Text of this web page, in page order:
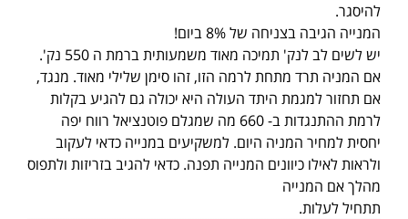
להיסגר.
המנייה הגיבה בצניחה של 8% ביום!
יש לשים לב לנק' תמיכה מאוד משמעותית ברמת ה 550 נק'.
אם המניה תרד מתחת לרמה הזו, זהו סימן שלילי מאוד. מנגד,
אם תחזור למגמת היתד העולה היא יכולה גם להגיע בקלות
לרמת ההתנגדות ב- 660 מה שמגלם פוטנציאל רווח יפה
יחסית למחיר המניה היום. למשקיעים במנייה כדאי לעקוב
ולראות לאילו כיוונים המנייה תפנה. כדאי להגיב בזריזות ולתפוס
מהלך אם המנייה
תתחיל לעלות.